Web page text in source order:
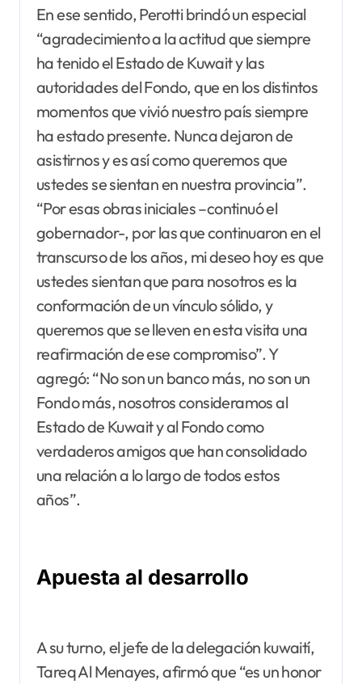
En ese sentido, Perotti brindó un especial
“agradecimiento a la actitud que siempre
ha tenido el Estado de Kuwait y las
autoridades del Fondo, que en los distintos
momentos que vivió nuestro país siempre
ha estado presente. Nunca dejaron de
asistirnos y es así como queremos que
ustedes se sientan en nuestra provincia”.
“Por esas obras iniciales –continuó el
gobernador-, por las que continuaron en el
transcurso de los años, mi deseo hoy es que
ustedes sientan que para nosotros es la
conformación de un vínculo sólido, y
queremos que se lleven en esta visita una
reafirmación de ese compromiso”. Y
agregó: “No son un banco más, no son un
Fondo más, nosotros consideramos al
Estado de Kuwait y al Fondo como
verdaderos amigos que han consolidado
una relación a lo largo de todos estos
años”.
Apuesta al desarrollo
A su turno, el jefe de la delegación kuwaití,
Tareq Al Menayes, afirmó que “es un honor